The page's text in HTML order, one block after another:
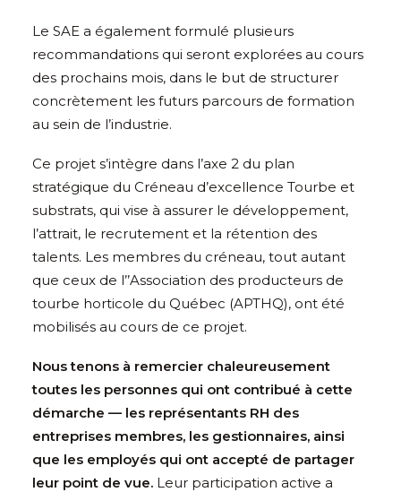
Le SAE a également formulé plusieurs
recommandations qui seront explorées au cours
des prochains mois, dans le but de structurer
concrètement les futurs parcours de formation
au sein de l’industrie.
Ce projet s’intègre dans l’axe 2 du plan
stratégique du Créneau d’excellence Tourbe et
substrats, qui vise à assurer le développement,
l’attrait, le recrutement et la rétention des
talents. Les membres du créneau, tout autant
que ceux de l’’Association des producteurs de
tourbe horticole du Québec (APTHQ), ont été
mobilisés au cours de ce projet.
Nous tenons à remercier chaleureusement
toutes les personnes qui ont contribué à cette
démarche — les représentants RH des
entreprises membres, les gestionnaires, ainsi
que les employés qui ont accepté de partager
leur point de vue. Leur participation active a